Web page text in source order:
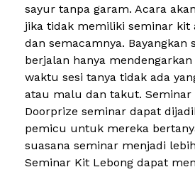
sayur tanpa garam. Acara
jika tidak memiliki seminar kit
dan semacamnya. Bayangkan
berjalan hanya
waktu sesi tanya tidak ada
atau malu dan takut. Seminar
Doorprize seminar dapat
pemicu untuk mereka
suasana seminar menjadi
Seminar Kit Lebong dapat